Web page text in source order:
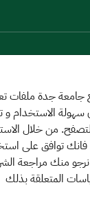
جدة ملفات
سهولة الاستخدام
من خلال
توافق على
منك مراجعة
المتعلقة بذلك